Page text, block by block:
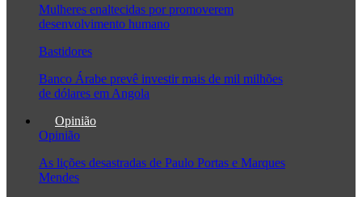
Mulheres enaltecidas por promoverem
desenvolvimento humano
Bastidores
Banco Árabe prevê investir mais de mil milhões
de dólares em Angola
Opinião
Opinião
As lições desastradas de Paulo Portas e Marques
Mendes